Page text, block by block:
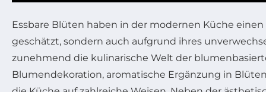
Essbare Blüten haben in der modernen Küche
geschätzt, sondern auch aufgrund ihres
zunehmend die kulinarische Welt der
Blumendekoration, aromatische Ergänzung in